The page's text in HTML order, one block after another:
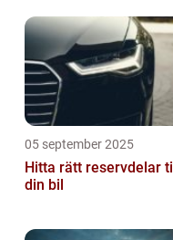
05 september 2025
Hitta rätt reservdelar till
din bil